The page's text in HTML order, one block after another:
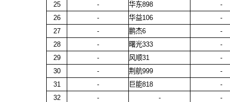
25
- 华东898
-
26
- 华益106
-
27
- 鹏杰6
-
28
- 曙光333
-
29
- 风顺31
-
30
- 荆航999
-
31
- 巨能818
-
32
- -
-